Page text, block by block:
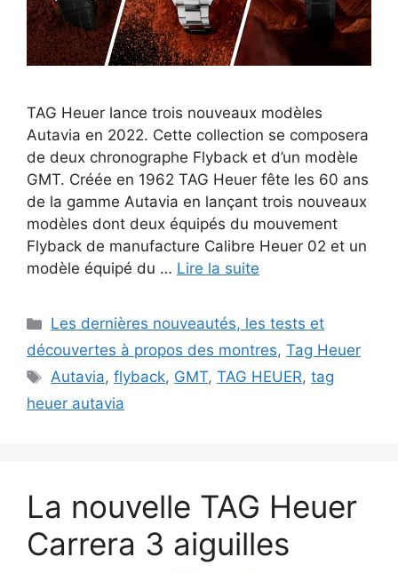
TAG Heuer lance trois nouveaux modèles
Autavia en 2022. Cette collection se composera
de deux chronographe Flyback et d’un modèle
GMT. Créée en 1962 TAG Heuer fête les 60 ans
de la gamme Autavia en lançant trois nouveaux
modèles dont deux équipés du mouvement
Flyback de manufacture Calibre Heuer 02 et un
modèle équipé du … Lire la suite
Catégories
Les dernières nouveautés, les tests et
découvertes à propos des montres, Tag Heuer
Étiquettes
Autavia,flyback, GMT,TAG HEUER,tag
heuer autavia
La nouvelle TAG Heuer
Carrera 3 aiguilles